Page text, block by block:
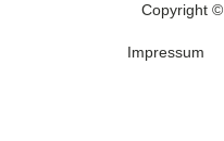
Copyright
Impressum